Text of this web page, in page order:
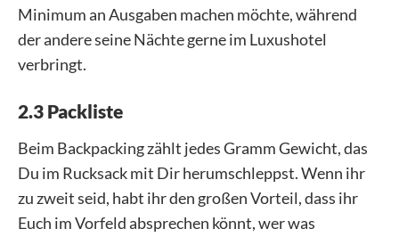
Minimum an Ausgaben machen möchte, während
der andere seine Nächte gerne im Luxushotel
verbringt.
2.3 Packliste
Beim Backpacking zählt jedes Gramm Gewicht, das
Du im Rucksack mit Dir herumschleppst. Wenn ihr
zu zweit seid, habt ihr den großen Vorteil, dass ihr
Euch im Vorfeld absprechen könnt, wer was